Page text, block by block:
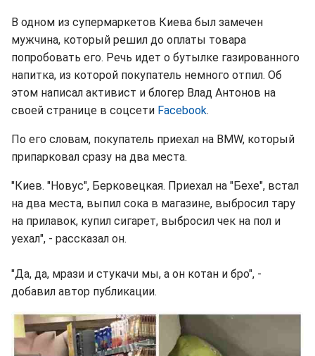
В одном из супермаркетов Киева был замечен
мужчина, который решил до оплаты товара
попробовать его. Речь идет о бутылке газированного
напитка, из которой покупатель немного отпил. Об
этом написал активист и блогер Влад Антонов на
своей странице в соцсети Facebook.
По его словам, покупатель приехал на BMW, который
припарковал сразу на два места.
"Киев. "Новус", Берковецкая. Приехал на "Бехе", встал
на два места, выпил сока в магазине, выбросил тару
на прилавок, купил сигарет, выбросил чек на пол и
уехал", - рассказал он.
"Да, да, мрази и стукачи мы, а он котан и бро", -
добавил автор публикации.